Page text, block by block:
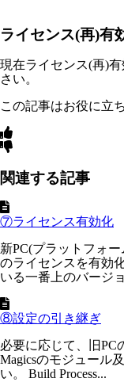
ライセンス(再)有
現在ライセンス(再)
さい。
この記事はお役に立
関連する記事
⑦ライセンス有効化
新PC(プラットフォ
のライセンスを有効
いる一番上のバージ
⑧設定の引き継ぎ
必要に応じて、旧PC
Magicsのモジュール
い。 Build Process...